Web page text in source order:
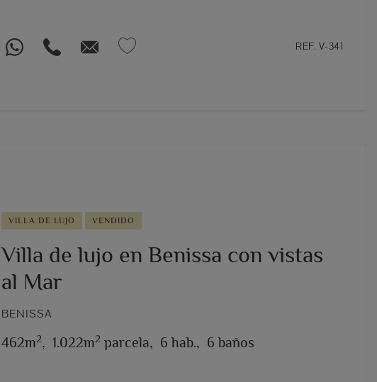
REF. V-341
VILLA DE LUJO VENDIDO
Villa de lujo en Benissa con vistas
al Mar
BENISSA
462m2, 1.022m2 parcela, 6 hab., 6 baños